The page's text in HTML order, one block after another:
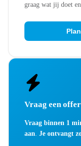
graag wat jij doet
Vraag een
Vraag binnen 1
aan Je ontvangt